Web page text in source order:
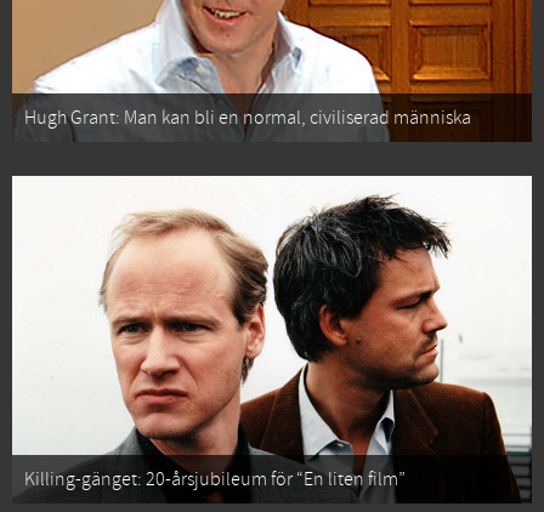
Hugh Grant: Man kan bli en normal, civiliserad människa
Killing-gänget: 20-årsjubileum för “En liten film”